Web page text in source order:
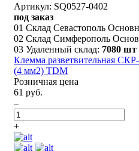
Артикул: SQ0527-0402
под заказ
01 Склад Севастополь
02 Склад Симферополь
03 Удаленный склад: 7080 шт
Клемма разветвительная
(4 мм2) TDM
Розничная цена
61 руб.
–
+